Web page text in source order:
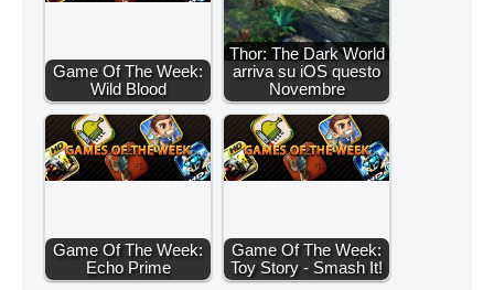
Game Of The Week:
Wild Blood
Thor: The Dark World
arriva su iOS questo
Novembre
Game Of The Week:
Echo Prime
Game Of The Week:
Toy Story - Smash It!